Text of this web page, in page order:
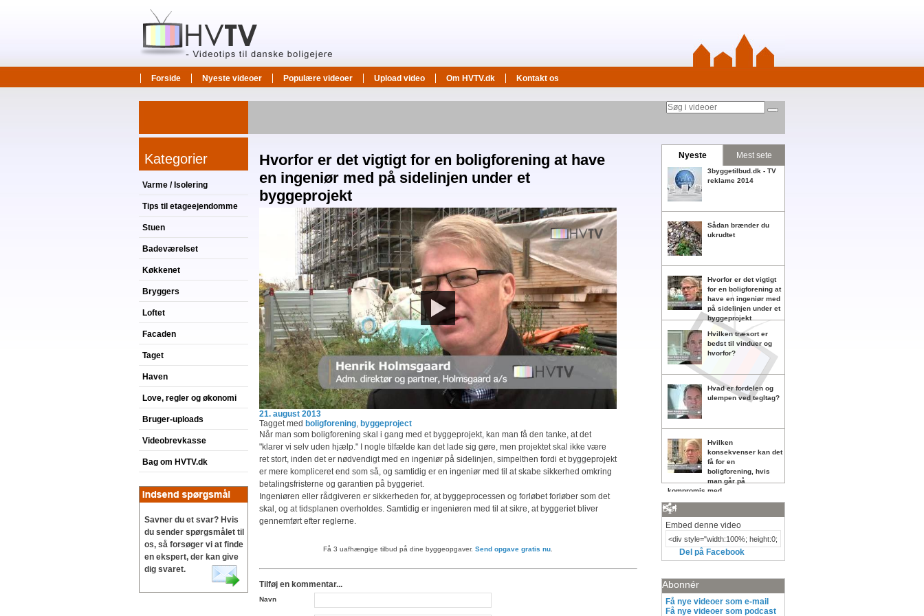
Forside Nyeste videoer Populære videoer Upload video Om HVTV.dk Kontakt os
Kategorier
Varme / Isolering
Tips til etageejendomme
Stuen
Badeværelset
Køkkenet
Bryggers
Loftet
Facaden
Taget
Haven
Love, regler og økonomi
Bruger-uploads
Videobrevkasse
Bag om HVTV.dk
Savner du et svar? Hvis
du sender spørgsmålet til
os, så forsøger vi at finde
en ekspert, der kan give
dig svaret.
Nyeste Mest sete
3byggetilbud.dk - TV
reklame 2014
Sådan brænder du
ukrudtet
Hvorfor er det vigtigt
for en boligforening at
have en ingeniør med
på sidelinjen under et
byggeprojekt
Hvilken træsort er
bedst til vinduer og
hvorfor?
Hvad er fordelen og
ulempen ved tegltag?
Hvilken
konsekvenser kan det
få for en
boligforening, hvis
man går på
kompromis med
Del
Embed denne video
Del på Facebook
Abonnér
Få nye videoer som e-mail
Få nye videoer som podcast
Hvorfor er det vigtigt for en boligforening at have
en ingeniør med på sidelinjen under et
byggeprojekt
21. august 2013
Tagget med boligforening byggeproject
Når man som boligforening skal i gang med et byggeprojekt, kan man få den tanke, at det
"klarer vi selv uden hjælp." I nogle tilfælde kan det lade sig gøre, men projektet skal ikke være
ret stort, inden det er nødvendigt med en ingeniør på sidelinjen, simpelthen fordi et byggeprojekt
er mere kompliceret end som så, og samtidig er en ingeniør med til at skabe sikkerhed omkring
betalingsfristerne og garantien på byggeriet.
Ingeniøren eller rådgiveren er sikkerheden for, at byggeprocessen og forløbet forløber som det
skal, og at tidsplanen overholdes. Samtidig er ingeniøren med til at sikre, at byggeriet bliver
gennemført efter reglerne.
Få 3 uafhængige tilbud på dine byggeopgaver. Send opgave gratis nu
Tilføj en kommentar...
Navn